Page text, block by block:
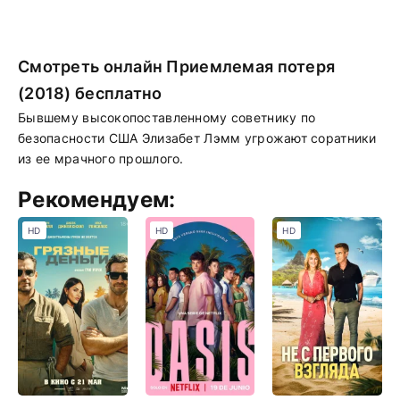
Смотреть онлайн Приемлемая потеря
(2018) бесплатно
Бывшему высокопоставленному советнику по
безопасности США Элизабет Лэмм угрожают соратники
из ее мрачного прошлого.
Рекомендуем:
HD HD HD